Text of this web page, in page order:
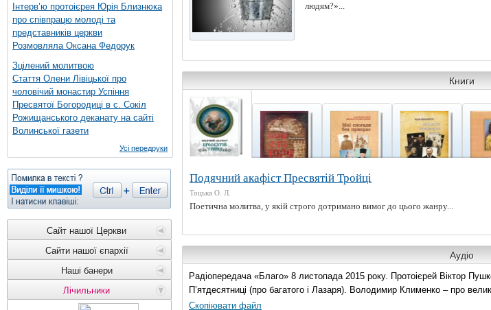
Інтерв’ю протоієрея Юрія Близнюка
про співпрацю молоді та
представників церкви
Розмовляла Оксана Федорук
Зцілений молитвою
Стаття Олени Лівіцької про
чоловічий монастир Успіння
Пресвятої Богородиці в с. Сокіл
Рожищанського деканату на сайті
Волинської газети
Усі передруки
Сайт нашої Церкви
Сайти нашої єпархії
Наші банери
Лічильники
людям?»...
Книги
Подячний акафіст Пресвятій Тройці
Тоцька О. Л.
Поетична молитва, у якій строго дотримано вимог до цього жанру...
Аудіо
Радіопередача «Благо» 8 листопада 2015 року. Протоієрей Віктор
П’ятдесятниці (про багатого і Лазаря). Володимир Клименко – про
Скопіювати файл